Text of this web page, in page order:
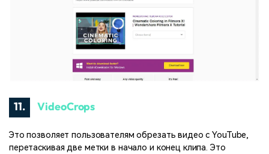
11. VideoCrops
Это позволяет пользователям обрезать видео с YouTube,
перетаскивая две метки в начало и конец клипа. Это